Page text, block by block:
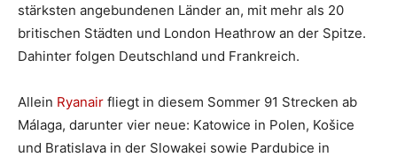
stärksten angebundenen Länder an, mit mehr als 20
britischen Städten und London Heathrow an der Spitze.
Dahinter folgen Deutschland und Frankreich.
Allein Ryanair fliegt in diesem Sommer 91 Strecken ab
Málaga, darunter vier neue: Katowice in Polen, Košice
und Bratislava in der Slowakei sowie Pardubice in